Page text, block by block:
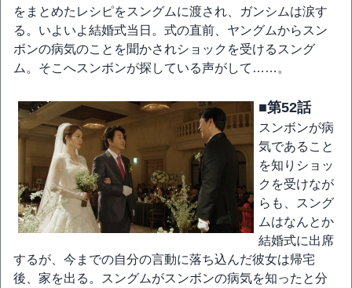
をまとめたレシピをスングムに渡され、ガンシムは涙す
る。いよいよ結婚式当日。式の直前、ヤングムからスン
ボンの病気のことを聞かされショックを受けるスング
ム。そこへスンボンが探している声がして……。
■第52話
スンボンが病
気であること
を知りショッ
クを受けなが
らも、スング
ムはなんとか
結婚式に出席
するが、今までの自分の言動に落ち込んだ彼女は帰宅
後、家を出る。スングムがスンボンの病気を知ったと分